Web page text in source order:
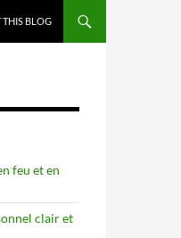
THIS BLOG
feu et en
clair et